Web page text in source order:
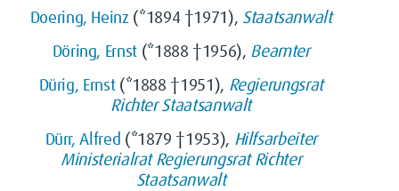
Doering, Heinz(*1894 †1971), Staatsanwalt
Döring, Ernst(*1888 †1956), Beamter
Dürig, Ernst(*1888 †1951), Regierungsrat
Richter Staatsanwalt
Dürr, Alfred (*1879 †1953), Hilfsarbeiter
Ministerialrat Regierungsrat Richter
Staatsanwalt